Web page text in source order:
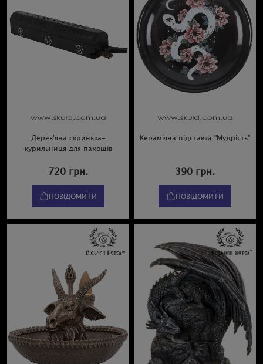
Дерев'яна скринька-
курильниця для пахощів
720 грн.
ПОВІДОМИТИ
Керамічна підставка "Мудрість"
390 грн.
ПОВІДОМИТИ